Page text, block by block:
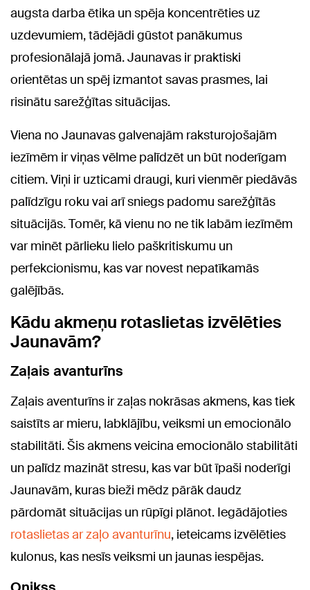
augsta darba ētika un spēja koncentrēties uz
uzdevumiem, tādējādi gūstot panākumus
profesionālajā jomā. Jaunavas ir praktiski
orientētas un spēj izmantot savas prasmes, lai
risinātu sarežģītas situācijas.
Viena no Jaunavas galvenajām raksturojošajām
iezīmēm ir viņas vēlme palīdzēt un būt noderīgam
citiem. Viņi ir uzticami draugi, kuri vienmēr piedāvās
palīdzīgu roku vai arī sniegs padomu sarežģītās
situācijās. Tomēr, kā vienu no ne tik labām iezīmēm
var minēt pārlieku lielo paškritiskumu un
perfekcionismu, kas var novest nepatīkamās
galējībās.
Kādu akmeņu rotaslietas izvēlēties
Jaunavām?
Zaļais avanturīns
Zaļais aventurīns ir zaļas nokrāsas akmens, kas tiek
saistīts ar mieru, labklājību, veiksmi un emocionālo
stabilitāti. Šis akmens veicina emocionālo stabilitāti
un palīdz mazināt stresu, kas var būt īpaši noderīgi
Jaunavām, kuras bieži mēdz pārāk daudz
pārdomāt situācijas un rūpīgi plānot. Iegādājoties
rotaslietas ar zaļo avanturīnu, ieteicams izvēlēties
kulonus, kas nesīs veiksmi un jaunas iespējas.